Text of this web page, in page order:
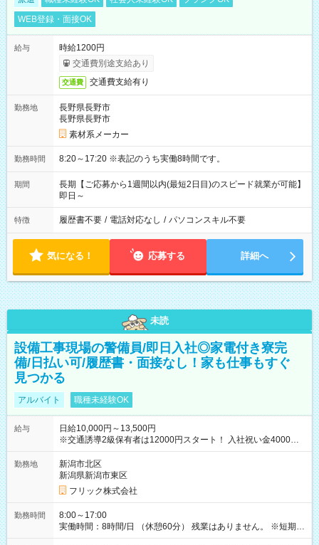
WEB登録・面接OK
給与
時給1200円
交通費別途支給あり
交通費 交通費支給有り
勤務地
長野県長野市
長野県長野市
素材系メーカー
勤務時間 8:20～17:20 ※表記のうち実働8時間です。
期間
長期【ご応募から1週間以内(最短2日目)のスピード就業が可能】
即日～
特徴 履歴書不要 / 電話対応なし / パソコンスキル不要
気になる！ 応募する 詳細へ
未読
設備工事現場の警備員/即日入社◎家電付き寮完
備/日払い可/履歴書・面接なし！家も仕事もすぐ
見つかる
アルバイト 職種未経験OK
給与
日給10,000円～13,500円
※交通誘導2級保有者は12000円スタート！ 入社祝い金4000円
【試用期間】試用期間なし
勤務地
新潟市北区
新潟県新潟市東区
フリック株式会社
勤務時間
8:00～17:00
実働時間：8時間/日 （休憩60分） 残業はありません。 ※短期の
募集は行っておりません。予めご了承くださいませ。